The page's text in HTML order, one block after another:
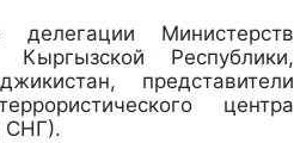
Министерств
Республики,
представители
центра
СНГ).